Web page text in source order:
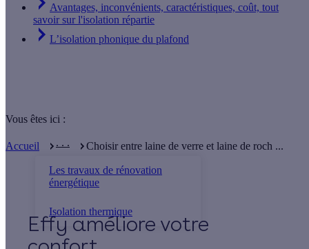
Avantages, inconvénients, caractéristiques, coût, tout
savoir sur l'isolation répartie
L’isolation phonique du plafond
Vous êtes ici :
Accueil . . .
Les travaux de rénovation
énergétique
Isolation thermique
Choisir entre laine de verre et laine de roch ...
Effy